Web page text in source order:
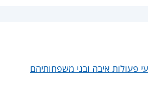
פעולות איבה ובני משפחותיהם